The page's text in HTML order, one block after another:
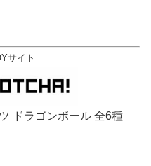
サイト
ドラゴンボール 全6種